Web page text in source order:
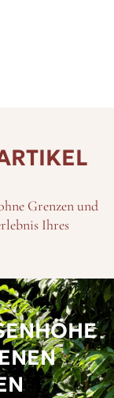
WARUM
Führung
Grenzen und
Ihres